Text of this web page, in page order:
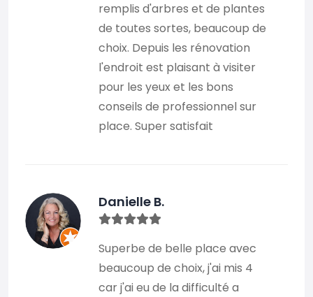
remplis d'arbres et de plantes
de toutes sortes, beaucoup de
choix. Depuis les rénovation
l'endroit est plaisant à visiter
pour les yeux et les bons
conseils de professionnel sur
place. Super satisfait
Danielle B.
Superbe de belle place avec
beaucoup de choix, j'ai mis 4
car j'ai eu de la difficulté a